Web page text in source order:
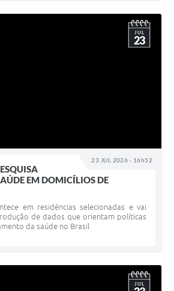
23 JUL 2026 - 16h52
JUL
23
EM DOMICÍLIOS DE
em residências selecionadas e vai
de dados que orientam políticas
da saúde no Brasil
JUL